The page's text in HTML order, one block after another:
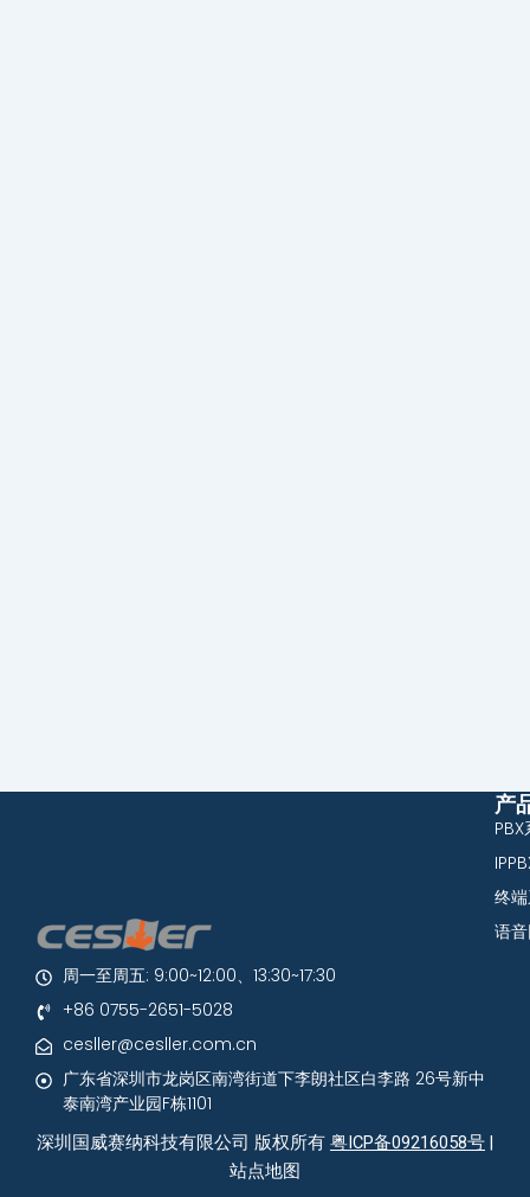
周一至周五: 9:00~12:00、13:30~17:30
+86 0755-2651-5028
cesller@cesller.com.cn
广东省深圳市龙岗区南湾街道下李朗社区白李路 26号新中
泰南湾产业园F栋1101
产
终
语
深圳国威赛纳科技有限公司 版权所有 粤ICP备09216058号 |
站点地图